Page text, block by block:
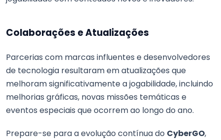
Colaborações e Atualizações
Parcerias com marcas influentes e desenvolvedores
de tecnologia resultaram em atualizações que
melhoram significativamente a jogabilidade, incluindo
melhorias gráficas, novas missões temáticas e
eventos especiais que ocorrem ao longo do ano.
Prepare-se para a evolução contínua do CyberGO,